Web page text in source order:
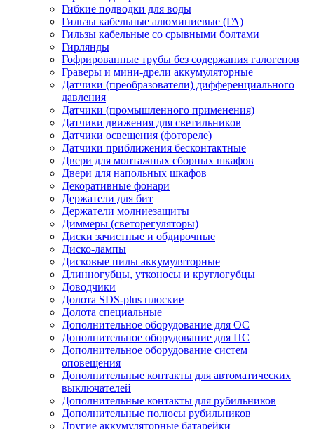
Гибкие подводки для воды
Гильзы кабельные алюминиевые (ГА)
Гильзы кабельные со срывными болтами
Гирлянды
Гофрированные трубы без содержания галогенов
Граверы и мини-дрели аккумуляторные
Датчики (преобразователи) дифференциального
давления
Датчики (промышленного применения)
Датчики движения для светильников
Датчики освещения (фотореле)
Датчики приближения бесконтактные
Двери для монтажных сборных шкафов
Двери для напольных шкафов
Декоративные фонари
Держатели для бит
Держатели молниезащиты
Диммеры (светорегуляторы)
Диски зачистные и обдирочные
Диско-лампы
Дисковые пилы аккумуляторные
Длинногубцы, утконосы и круглогубцы
Доводчики
Долота SDS-plus плоские
Долота специальные
Дополнительное оборудование для ОС
Дополнительное оборудование для ПС
Дополнительное оборудование систем
оповещения
Дополнительные контакты для автоматических
выключателей
Дополнительные контакты для рубильников
Дополнительные полюсы рубильников
Другие аккумуляторные батарейки